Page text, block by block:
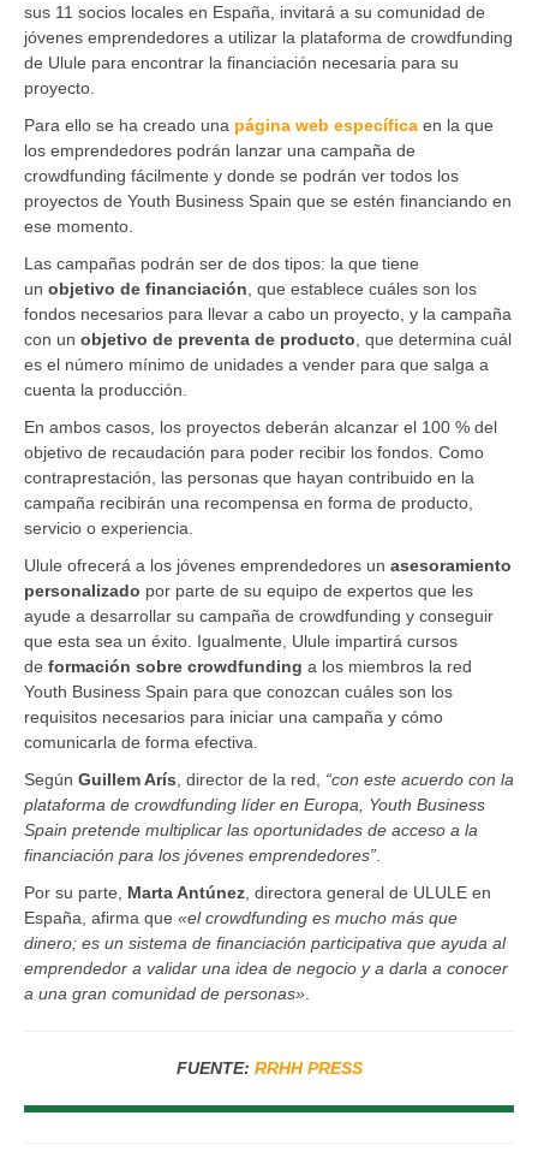
sus 11 socios locales en España, invitará a su comunidad de
jóvenes emprendedores a utilizar la plataforma de crowdfunding
de Ulule para encontrar la financiación necesaria para su
proyecto.
Para ello se ha creado una página web específica en la que
los emprendedores podrán lanzar una campaña de
crowdfunding fácilmente y donde se podrán ver todos los
proyectos de Youth Business Spain que se estén financiando en
ese momento.
Las campañas podrán ser de dos tipos: la que tiene
un objetivo de financiación , que establece cuáles son los
fondos necesarios para llevar a cabo un proyecto, y la campaña
con un objetivo de preventa de producto , que determina cuál
es el número mínimo de unidades a vender para que salga a
cuenta la producción.
En ambos casos, los proyectos deberán alcanzar el 100 % del
objetivo de recaudación para poder recibir los fondos. Como
contraprestación, las personas que hayan contribuido en la
campaña recibirán una recompensa en forma de producto,
servicio o experiencia.
Ulule ofrecerá a los jóvenes emprendedores un asesoramiento
personalizado por parte de su equipo de expertos que les
ayude a desarrollar su campaña de crowdfunding y conseguir
que esta sea un éxito. Igualmente, Ulule impartirá cursos
de formación sobre crowdfunding a los miembros la red
Youth Business Spain para que conozcan cuáles son los
requisitos necesarios para iniciar una campaña y cómo
comunicarla de forma efectiva.
Según Guillem Arís , director de la red, “con este acuerdo con la
plataforma de crowdfunding líder en Europa, Youth Business
Spain pretende multiplicar las oportunidades de acceso a la
financiación para los jóvenes emprendedores”
Por su parte, Marta Antúnez , directora general de ULULE en
España, afirma que «el crowdfunding es mucho más que
dinero; es un sistema de financiación participativa que ayuda al
emprendedor a validar una idea de negocio y a darla a conocer
a una gran comunidad de personas»
FUENTE: RRHH PRESS